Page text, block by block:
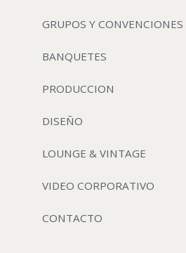
GRUPOS Y CONVENCIONES
BANQUETES
PRODUCCION
DISEÑO
LOUNGE & VINTAGE
VIDEO CORPORATIVO
CONTACTO